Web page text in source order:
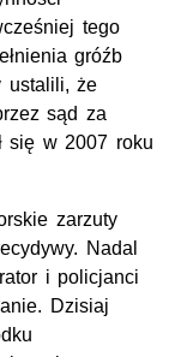
tego
gróźb
ustalili, że
sąd za
się w 2007 roku
zarzuty
Nadal
i policjanci
Dzisiaj